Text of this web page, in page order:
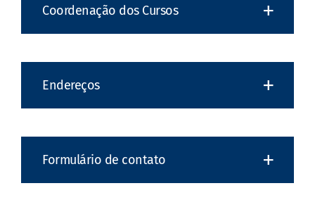
Coordenação dos Cursos
Endereços
Formulário de contato